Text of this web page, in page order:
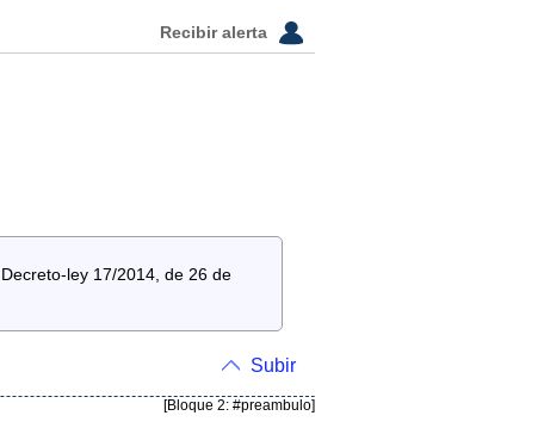
Recibir alerta
ley 17/2014, de 26 de
Subir
[Bloque 2: #preambulo]